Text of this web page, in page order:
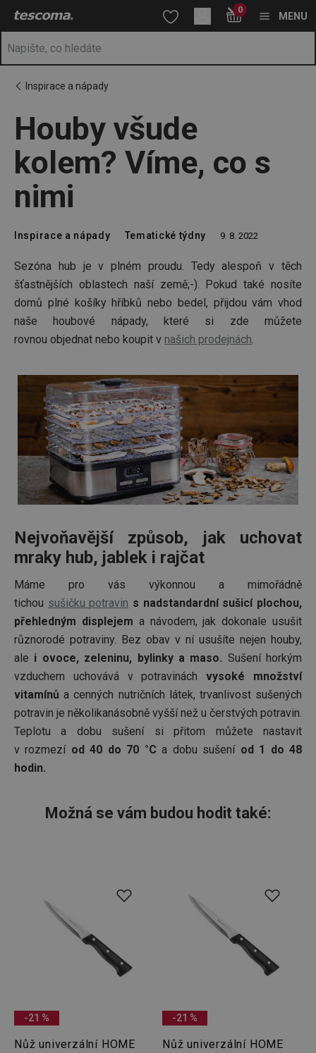
Nacházíte se na stránce Houby všude kolem? Víme, co s nimi
Přejít na hlavní obsah
Přejít na vyhledávání
Přejít na navigaci 0
MENU
Inspirace a nápady
Houby všude
kolem? Víme, co s
nimi
Inspirace a nápady Tematické týdny 9. 8. 2022
Sezóna hub je v plném proudu. Tedy alespoň v těch
šťastnějších oblastech naší země;-). Pokud také nosíte
domů plné košíky hříbků nebo bedel, přijdou vám vhod
naše houbové nápady, které si zde můžete
rovnou objednat nebo koupit v našich prodejnách.
Nejvoňavější způsob, jak uchovat
mraky hub, jablek i rajčat
Máme pro vás výkonnou a mimořádně
tichou sušičku potravin s nadstandardní sušicí plochou,
přehledným displejem a návodem, jak dokonale usušit
různorodé potraviny. Bez obav v ní usušíte nejen houby,
ale i ovoce, zeleninu, bylinky a maso. Sušení horkým
vzduchem uchovává v potravináchvysoké množství
vitamínů a cenných nutričních látek, trvanlivost sušených
potravin je několikanásobně vyšší než u čerstvých potravin.
Teplotu a dobu sušení si přitom můžete nastavit
v rozmezí od 40 do 70 °C a dobu sušení od 1 do 48
hodin.
Možná se vám budou hodit také:
-21 %
Nůž univerzální HOME
-21 %
Nůž univerzální HOME